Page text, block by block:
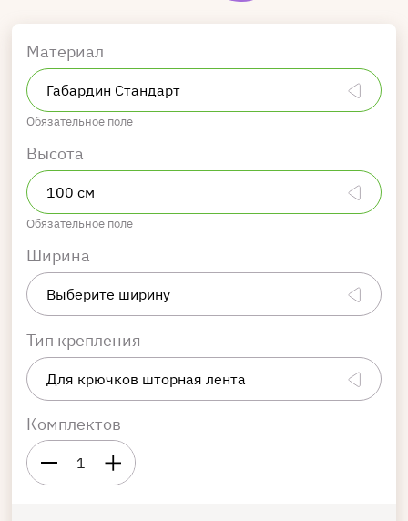
Материал
Обязательное поле
Высота
Обязательное поле
Ширина
Тип крепления
Комплектов
1